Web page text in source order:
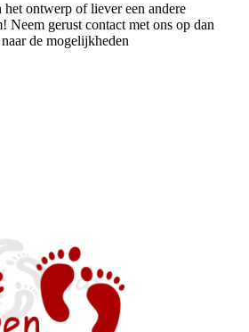
het ontwerp of liever een andere
Neem gerust contact met ons op dan
de mogelijkheden